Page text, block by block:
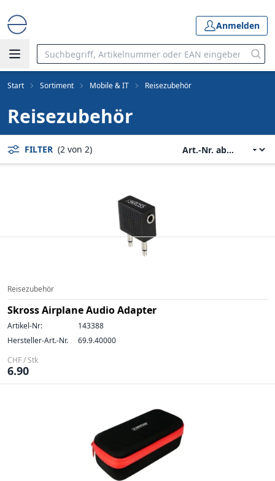
Anmelden
Start Sortiment Mobile & IT Reisezubehör
Reisezubehör
FILTER (2 von 2)
Reisezubehör
Skross Airplane Audio Adapter
Artikel-Nr:
143388
Hersteller-Art.-Nr.
69.9.40000
CHF / Stk
6.90